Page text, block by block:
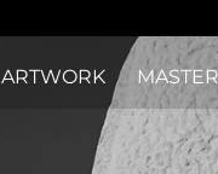
ARTWORK MASTER